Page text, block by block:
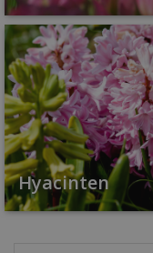
Hyacinten